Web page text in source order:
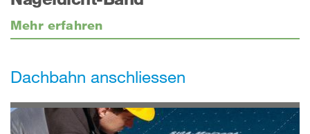
Mehr erfahren
Dachbahn anschliessen